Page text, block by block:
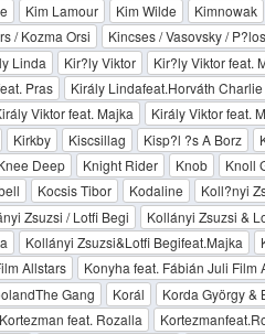
Kim Lamour Kim Wilde Kimnowak
/ Kozma Orsi
Kincses / Vasovsky /
Linda Kir?ly Viktor Kir?ly Viktor feat.
Pras Király Lindafeat.Horváth Charlie
Viktor feat. Majka
Király Viktor feat.
Kirkby Kiscsillag Kisp?l ?s A Borz
Deep Knight Rider Knob Knoll
Kocsis Tibor Kodaline Koll?nyi
Zsuzsi / Lotfi Begi
Kollányi Zsuzsi &
Kollányi Zsuzsi&Lotfi Begifeat.Majka
Allstars Konyha feat. Fábián Juli Film
Gang Korál Korda György &
Kortezman feat. Rozalla